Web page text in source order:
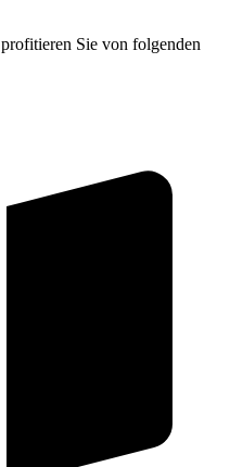
profitieren Sie von folgenden